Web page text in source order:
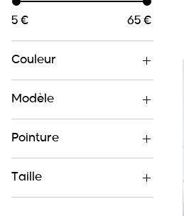
5 € 65 €
Couleur
Modèle
2
Pointure
40
Taille